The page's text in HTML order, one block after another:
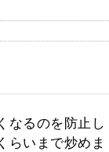
なるのを防止し
らいまで炒めま